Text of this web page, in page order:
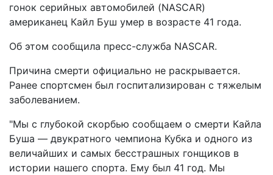
гонок серийных автомобилей (NASCAR)
американец Кайл Буш умер в возрасте 41 года.
Об этом сообщила пресс-служба NASCAR.
Причина смерти официально не раскрывается.
Ранее спортсмен был госпитализирован с тяжелым
заболеванием.
"Мы с глубокой скорбью сообщаем о смерти Кайла
Буша — двукратного чемпиона Кубка и одного из
величайших и самых бесстрашных гонщиков в
истории нашего спорта. Ему был 41 год. Мы